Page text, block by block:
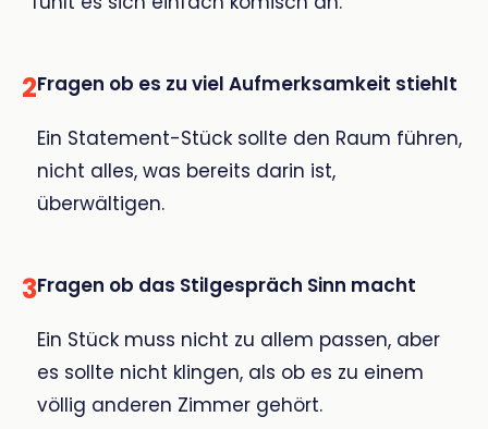
2Fragen ob es zu viel Aufmerksamkeit stiehlt
Ein Statement-Stück sollte den Raum führen,
nicht alles, was bereits darin ist,
überwältigen.
3Fragen ob das Stilgespräch Sinn macht
Ein Stück muss nicht zu allem passen, aber
es sollte nicht klingen, als ob es zu einem
völlig anderen Zimmer gehört.